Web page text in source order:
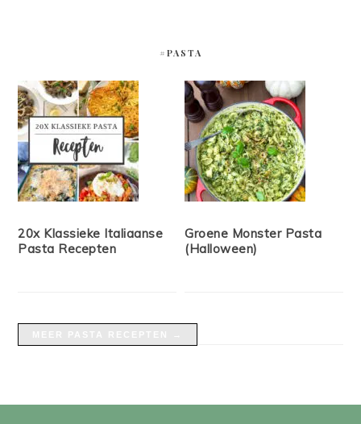
#PASTA
20x Klassieke Italiaanse
Pasta Recepten
Groene Monster Pasta
(Halloween)